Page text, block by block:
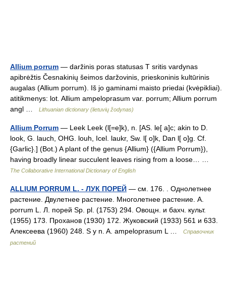
Allium porrum — daržinis poras statusas T sritis vardynas
apibrėžtis Česnakinių šeimos daržovinis, prieskoninis kultūrinis
augalas (Allium porrum). Iš jo gaminami maisto priedai (kvėpikliai).
atitikmenys: lot. Allium ampeloprasum var. porrum; Allium porrum
angl …
Lithuanian dictionary (lietuvių žodynas)
Allium Porrum — Leek Leek (l[=e]k), n. [AS. le[ a]c; akin to D.
look, G. lauch, OHG. louh, Icel. laukr, Sw. l[ o]k, Dan l[ o]g. Cf.
{Garlic}.] (Bot.) A plant of the genus {Allium} ({Allium Porrum}),
having broadly linear succulent leaves rising from a loose… …
The Collaborative International Dictionary of English
ALLIUM PORRUM L. - ЛУК ПОРЕЙ — см. 176. . Однолетнее
растение. Двулетнее растение. Многолетнее растение. A.
porrum L. Л. порей Sp. pl. (1753) 294. Овощн. и бахч. культ.
(1955) 173. Проханов (1930) 172. Жуковский (1933) 561 и 633.
Алексеева (1960) 248. S y n. A. ampeloprasum L …
Справочник
растений